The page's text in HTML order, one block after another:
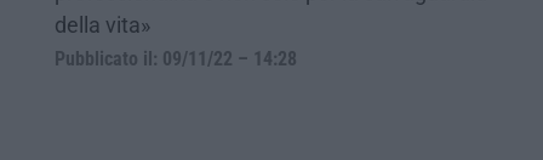
della vita»
Pubblicato il: 09/11/22 – 14:28